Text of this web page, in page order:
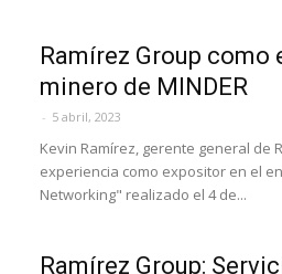
Ramírez Group
minero de MINDER
- 5 abril, 2023
Kevin Ramírez, gerente general de
experiencia como expositor en el
Networking" realizado el 4 de...
Ramírez Group: